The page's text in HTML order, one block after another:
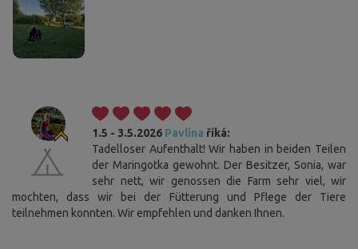
1.5 - 3.5.2026 Pavlína říká:
Tadelloser Aufenthalt! Wir haben in beiden Teilen
der Maringotka gewohnt. Der Besitzer, Sonia, war
sehr nett, wir genossen die Farm sehr viel, wir
mochten, dass wir bei der Fütterung und Pflege der Tiere
teilnehmen konnten. Wir empfehlen und danken Ihnen.